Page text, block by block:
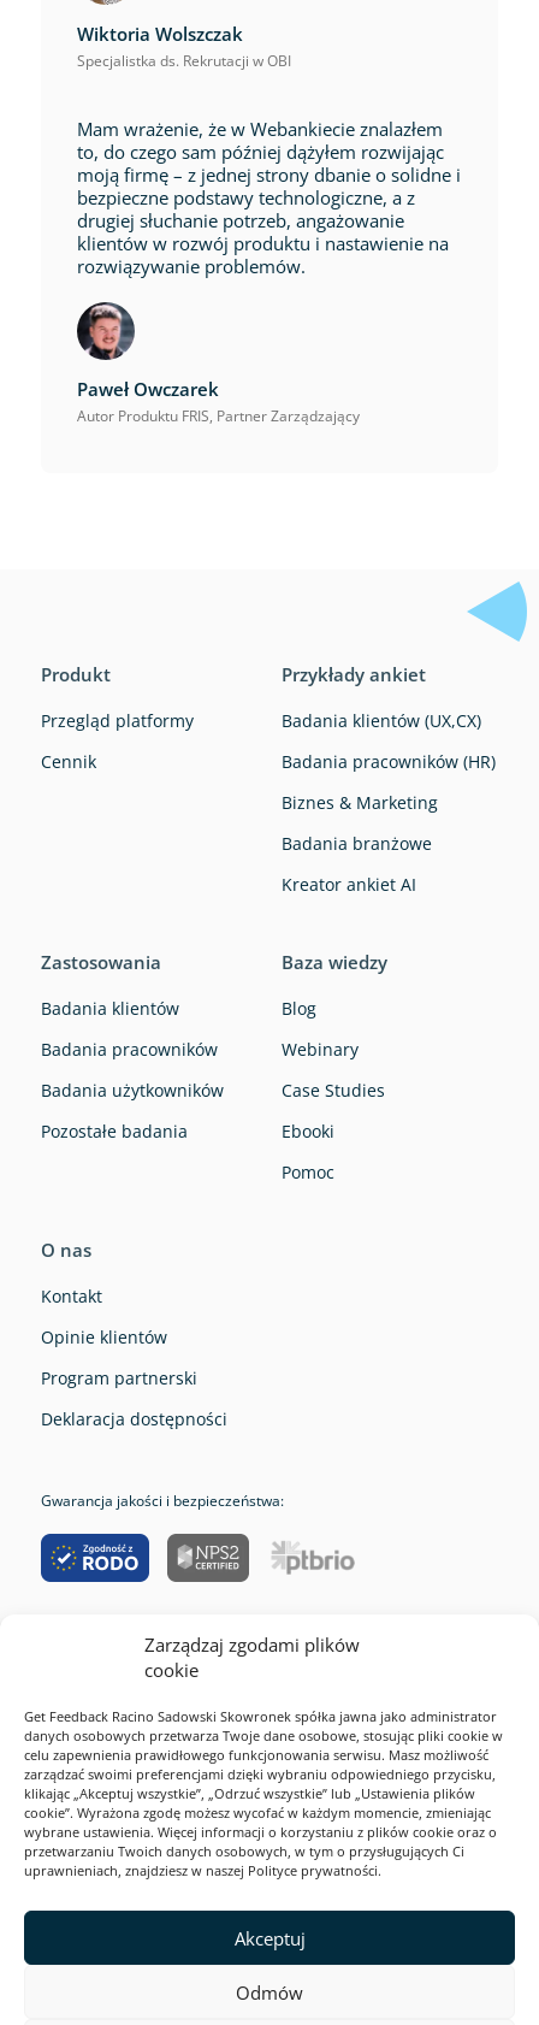
Zarządzaj zgodami plików
cookie
Get Feedback Racino Sadowski Skowronek spółka jawna jako administrator
danych osobowych przetwarza Twoje dane osobowe, stosując pliki cookie w
celu zapewnienia prawidłowego funkcjonowania serwisu. Masz możliwość
zarządzać swoimi preferencjami dzięki wybraniu odpowiedniego przycisku,
klikając „Akceptuj wszystkie”, „Odrzuć wszystkie” lub „Ustawienia plików
cookie”. Wyrażona zgodę możesz wycofać w każdym momencie, zmieniając
wybrane ustawienia. Więcej informacji o korzystaniu z plików cookie oraz o
przetwarzaniu Twoich danych osobowych, w tym o przysługujących Ci
uprawnieniach, znajdziesz w naszej Polityce prywatności.
Akceptuj
Odmów
Wiktoria Wolszczak
Specjalistka ds. Rekrutacji w OBI
Mam wrażenie, że w Webankiecie znalazłem
to, do czego sam później dążyłem rozwijając
moją firmę – z jednej strony dbanie o solidne i
bezpieczne podstawy technologiczne, a z
drugiej słuchanie potrzeb, angażowanie
klientów w rozwój produktu i nastawienie na
rozwiązywanie problemów.
Paweł Owczarek
Autor Produktu FRIS, Partner Zarządzający
Produkt
Przegląd platformy
Cennik
Przykłady ankiet
Badania klientów (UX,CX)
Badania pracowników (HR)
Biznes & Marketing
Badania branżowe
Kreator ankiet AI
Zastosowania
Badania klientów
Badania pracowników
Badania użytkowników
Pozostałe badania
Baza wiedzy
Blog
Webinary
Case Studies
Ebooki
Pomoc
O nas
Kontakt
Opinie klientów
Program partnerski
Deklaracja dostępności
Gwarancja jakości i bezpieczeństwa:
2026 Webankieta
Regulamin serwisu
Polityka prywatności